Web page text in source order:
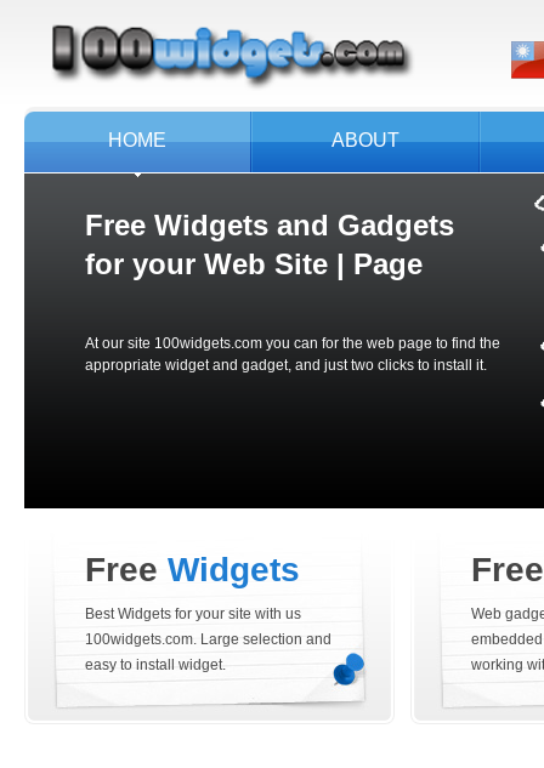
HOME ABOUT
Free Widgets and Gadgets
for your Web Site | Page
At our site 100widgets.com you can for the web page to find the
appropriate widget and gadget, and just two clicks to install it.
Free Widgets
Best Widgets for your site with us
100widgets.com. Large selection and
easy to install widget.
Web
working